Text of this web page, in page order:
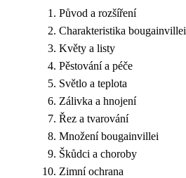
Původ a rozšíření
Charakteristika bougainvillei
Květy a listy
Pěstování a péče
Světlo a teplota
Zálivka a hnojení
Řez a tvarování
Množení bougainvillei
Škůdci a choroby
Zimní ochrana